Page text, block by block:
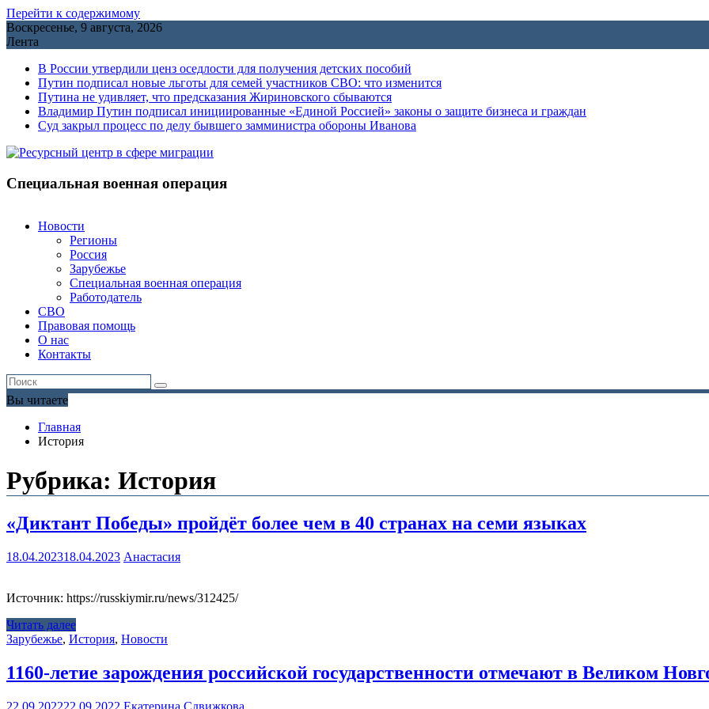
Перейти к содержимому
Воскресенье, 9 августа, 2026
Лента
В России утвердили ценз оседлости для получения детских пособий
Путин подписал новые льготы для семей участников СВО: что изменится
Путина не удивляет, что предсказания Жириновского сбываются
Владимир Путин подписал инициированные «Единой Россией» законы о защите бизнеса и граждан
Cуд закрыл процесс по делу бывшего замминистра обороны Иванова
Специальная военная операция
Новости
Регионы
Россия
Зарубежье
Специальная военная операция
Работодатель
СВО
Правовая помощь
О нас
Контакты
Вы читаете
Главная
История
Рубрика: История
«Диктант Победы» пройдёт более чем в 40 странах на семи языках
18.04.202318.04.2023 Анастасия
Источник: https://russkiymir.ru/news/312425/
Читать далее
Зарубежье, История, Новости
1160-летие зарождения российской государственности отмечают в Великом
22.09.202222.09.2022 Екатерина Сдвижкова